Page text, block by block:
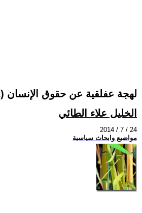
لهجة عفلقية عن حقوق الإنسان (2)
الخليل علاء الطائي
2014 / 7 / 24
مواضيع وابحاث سياسية